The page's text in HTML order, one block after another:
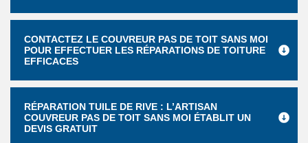
CONTACTEZ LE COUVREUR PAS DE TOIT SANS MOI
POUR EFFECTUER LES RÉPARATIONS DE TOITURE
EFFICACES
RÉPARATION TUILE DE RIVE : L’ARTISAN
COUVREUR PAS DE TOIT SANS MOI ÉTABLIT UN
DEVIS GRATUIT